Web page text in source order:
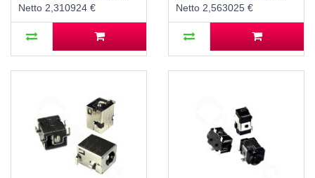
Netto 2,310924 €
Netto 2,563025 €